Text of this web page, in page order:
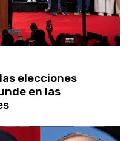
elecciones
en las